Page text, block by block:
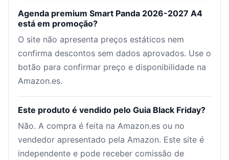
Agenda premium Smart Panda 2026-2027 A4
está em promoção?
O site não apresenta preços estáticos nem
confirma descontos sem dados aprovados. Use o
botão para confirmar preço e disponibilidade na
Amazon.es.
Este produto é vendido pelo Guia Black Friday?
Não. A compra é feita na Amazon.es ou no
vendedor apresentado pela Amazon. Este site é
independente e pode receber comissão de